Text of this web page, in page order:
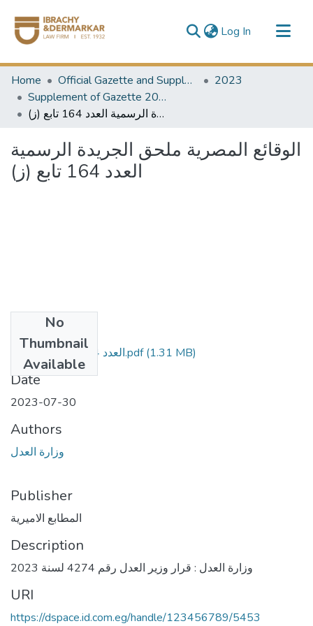
Log In (current)
Communities & Collections
All of DSpace
Home Official Gazette and Supplement
2023
Supplement of Gazette 2023
الوقائع المصرية ملحق الجريدة الرسمية العدد 164 تابع (ز)
الوقائع المصرية ملحق الجريدة الرسمية
العدد 164 تابع (ز)
No
Thumbnail
Available
العدد 164 تابع ز مؤمن.pdf(1.31 MB)
Date
2023-07-30
Authors
وزارة العدل
Publisher
المطابع الاميرية
Description
وزارة العدل : قرار وزير العدل رقم 4274 لسنة 2023
URI
https://dspace.id.com.eg/handle/123456789/5453